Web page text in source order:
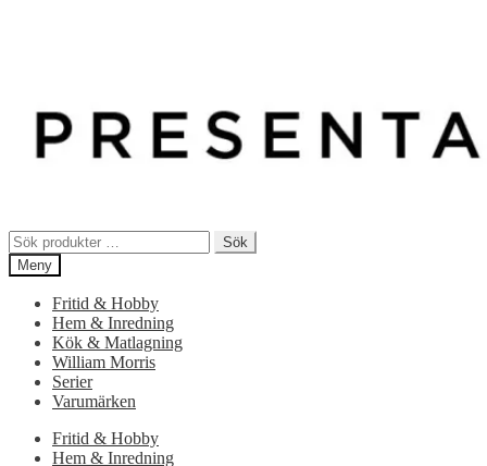
Sök
efter:
Sök
Meny
Fritid & Hobby
Hem & Inredning
Kök & Matlagning
William Morris
Serier
Varumärken
Fritid & Hobby
Hem & Inredning